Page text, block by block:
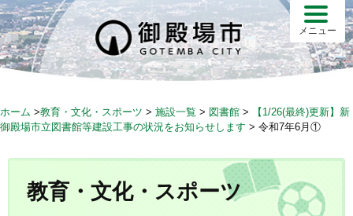
S
k
i
p
c
メニュー
ホーム >教育・文化・スポーツ > 施設一覧 > 図書館 >
【1/26(最終)更新】新
御殿場市立図書館等建設工事の状況をお知らせします > 令和7年6月①
教育・文化・スポーツ